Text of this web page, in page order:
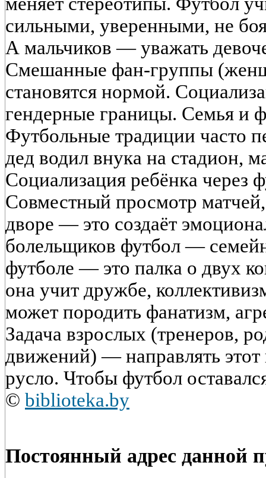
сильными, уверенными, не
А мальчиков — уважать
Смешанные фан-группы
становятся нормой.
гендерные границы. Семья и
Футбольные традиции часто
дед водил внука на стадион,
Социализация ребёнка через
Совместный просмотр
дворе — это создаёт
болельщиков футбол —
футболе — это палка о двух
она учит дружбе,
может породить фанатизм,
Задача взрослых (тренеров,
движений) — направлять этот
русло. Чтобы футбол
© biblioteka.by
Постоянный адрес данной